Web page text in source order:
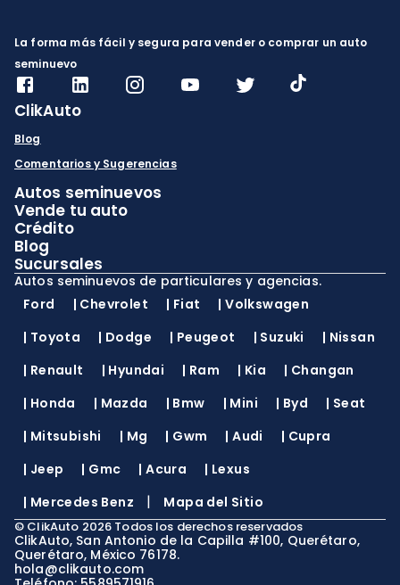
La forma más fácil y segura para vender o comprar un auto
seminuevo
ClikAuto
Blog
Comentarios y Sugerencias
Autos seminuevos
Vende tu auto
Crédito
Blog
Sucursales
Autos seminuevos de particulares y agencias.
Ford
| Chevrolet | Fiat |Volkswagen
| Toyota | Dodge | Peugeot | Suzuki | Nissan
| Renault | Hyundai | Ram | Kia | Changan
| Honda | Mazda | Bmw | Mini | Byd | Seat
| Mitsubishi | Mg | Gwm |Audi | Cupra
| Jeep | Gmc |Acura | Lexus
| Mercedes Benz | Mapa del Sitio
© ClikAuto 2026 Todos los derechos reservados
ClikAuto, San Antonio de la Capilla #100, Querétaro,
Querétaro, México 76178.
hola@clikauto.com